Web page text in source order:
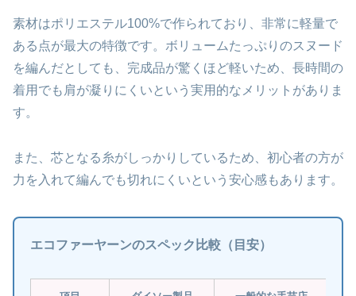
素材はポリエステル100%で作られており、非常に軽量で
ある点が最大の特徴です。ボリュームたっぷりのスヌード
を編んだとしても、完成品が驚くほど軽いため、長時間の
着用でも肩が凝りにくいという実用的なメリットがありま
す。
また、芯となる糸がしっかりしているため、初心者の方が
力を入れて編んでも切れにくいという安心感もあります。
エコファーヤーンのスペック比較（目安）